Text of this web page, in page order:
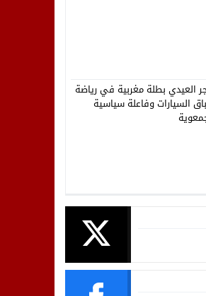
العيدي بطلة مغربية في رياضة
السيارات وفاعلة سياسية